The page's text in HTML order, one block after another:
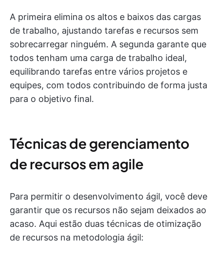
A primeira elimina os altos e baixos das cargas
de trabalho, ajustando tarefas e recursos sem
sobrecarregar ninguém. A segunda garante que
todos tenham uma carga de trabalho ideal,
equilibrando tarefas entre vários projetos e
equipes, com todos contribuindo de forma justa
para o objetivo final.
Técnicas de gerenciamento
de recursos em agile
Para permitir o desenvolvimento ágil, você deve
garantir que os recursos não sejam deixados ao
acaso. Aqui estão duas técnicas de otimização
de recursos na metodologia ágil: